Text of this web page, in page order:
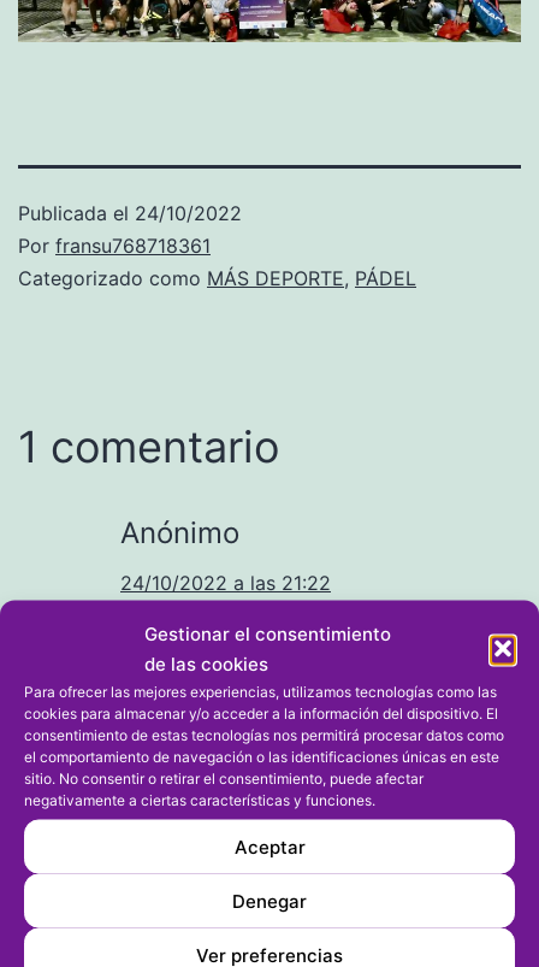
Gestionar el consentimiento
de las cookies
Para ofrecer las mejores experiencias, utilizamos tecnologías como las
cookies para almacenar y/o acceder a la información del dispositivo. El
consentimiento de estas tecnologías nos permitirá procesar datos como
el comportamiento de navegación o las identificaciones únicas en este
sitio. No consentir o retirar el consentimiento, puede afectar
negativamente a ciertas características y funciones.
Aceptar
Denegar
Ver preferencias
Publicada el 24/10/2022
Por fransu768718361
Categorizado como MÁS DEPORTE, PÁDEL
1 comentario
Anónimo
24/10/2022 a las 21:22
Responder
Dejar un comentario
Tu dirección de correo electrónico no será publicada.
Los campos obligatorios están marcados con